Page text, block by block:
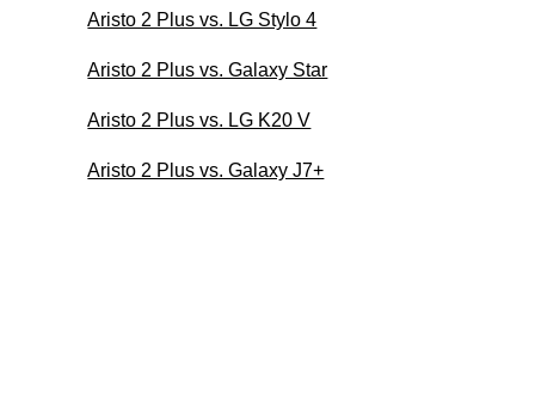
Aristo 2 Plus vs. LG Stylo 4
Aristo 2 Plus vs. Galaxy Star
Aristo 2 Plus vs. LG K20 V
Aristo 2 Plus vs. Galaxy J7+